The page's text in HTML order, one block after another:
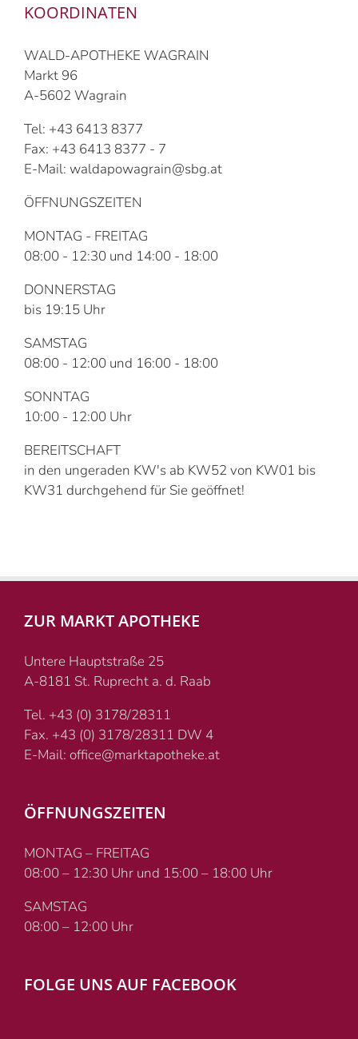
KOORDINATEN
WALD-APOTHEKE WAGRAIN
Markt 96
A-5602 Wagrain
Tel: +43 6413 8377
Fax: +43 6413 8377 - 7
E-Mail: waldapowagrain@sbg.at
ÖFFNUNGSZEITEN
MONTAG - FREITAG
08:00 - 12:30 und 14:00 - 18:00
DONNERSTAG
bis 19:15 Uhr
SAMSTAG
08:00 - 12:00 und 16:00 - 18:00
SONNTAG
10:00 - 12:00 Uhr
BEREITSCHAFT
in den ungeraden KW's ab KW52 von KW01 bis
KW31 durchgehend für Sie geöffnet!
ZUR MARKT APOTHEKE
Untere Hauptstraße 25
A-8181 St. Ruprecht a. d. Raab
Tel. +43 (0) 3178/28311
Fax. +43 (0) 3178/28311 DW 4
E-Mail: office@marktapotheke.at
ÖFFNUNGSZEITEN
MONTAG – FREITAG
08:00 – 12:30 Uhr und 15:00 – 18:00 Uhr
SAMSTAG
08:00 – 12:00 Uhr
FOLGE UNS AUF FACEBOOK